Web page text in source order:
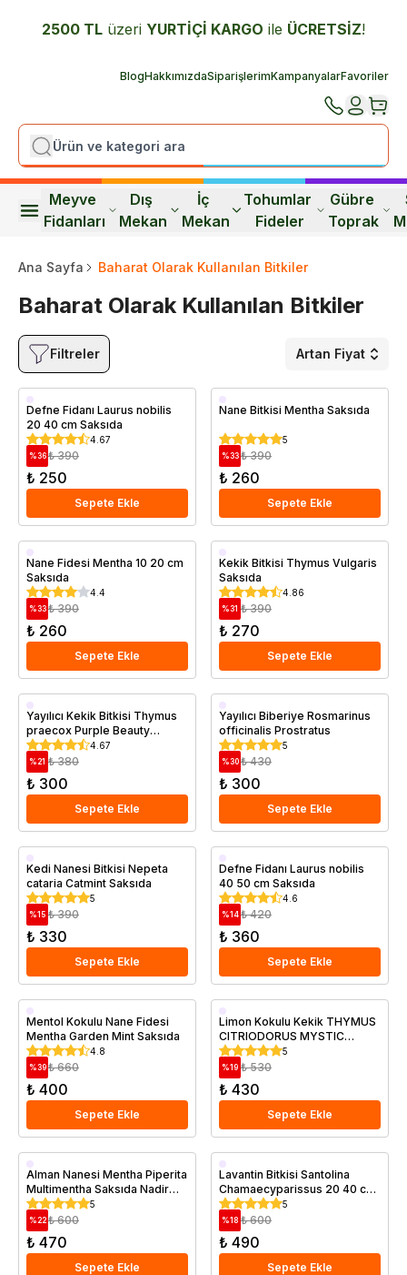
2500 TL üzeri YURTİÇİ KARGO ile ÜCRETSİZ!
BlogHakkımızdaSiparişlerimKampanyalarFavoriler
Meyve
Fidanları
Dış
Mekan
İç
Mekan
Tohumlar
Fideler
Gübre
Toprak
Ana Sayfa Baharat Olarak Kullanılan Bitkiler
Baharat Olarak Kullanılan Bitkiler
Filtreler Artan Fiyat
Saksıda
Defne Fidanı Laurus nobilis
20 40 cm Saksıda
4.67
%36 ₺ 390
₺ 250
Sepete Ekle
Saksıda
Nane Bitkisi Mentha Saksıda
5
%33 ₺ 390
₺ 260
Sepete Ekle
Saksıda
Nane Fidesi Mentha 10 20 cm
Saksıda
4.4
%33 ₺ 390
₺ 260
Sepete Ekle
Saksıda
Kekik Bitkisi Thymus Vulgaris
Saksıda
4.86
%31 ₺ 390
₺ 270
Sepete Ekle
Saksıda
Yayılıcı Kekik Bitkisi Thymus
praecox Purple Beauty
Saksıda
4.67
%21 ₺ 380
₺ 300
Sepete Ekle
Saksıda
Yayılıcı Biberiye Rosmarinus
officinalis Prostratus
5
%30 ₺ 430
₺ 300
Sepete Ekle
Saksıda
Kedi Nanesi Bitkisi Nepeta
cataria Catmint Saksıda
5
%15 ₺ 390
₺ 330
Sepete Ekle
Saksıda
Defne Fidanı Laurus nobilis
40 50 cm Saksıda
4.6
%14 ₺ 420
₺ 360
Sepete Ekle
Saksıda
Mentol Kokulu Nane Fidesi
Mentha Garden Mint Saksıda
4.8
%39 ₺ 660
₺ 400
Sepete Ekle
Saksıda
Limon Kokulu Kekik THYMUS
CITRIODORUS MYSTIC
LEMON Saksıda
5
%19 ₺ 530
₺ 430
Sepete Ekle
Saksıda
Alman Nanesi Mentha Piperita
Multimentha Saksıda Nadir
Tür
5
%22 ₺ 600
₺ 470
Sepete Ekle
Saksıda
Lavantin Bitkisi Santolina
Chamaecyparissus 20 40 cm
Saksıda
5
%18 ₺ 600
₺ 490
Sepete Ekle